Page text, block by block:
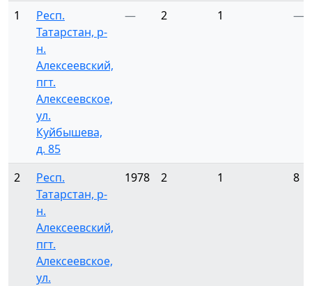
1
Респ.
Татарстан, р-
н.
Алексеевский,
пгт.
Алексеевское,
ул.
Куйбышева,
д. 85
— 2 1 —
2
Респ.
Татарстан, р-
н.
Алексеевский,
пгт.
Алексеевское,
ул.
1978 2 1 8